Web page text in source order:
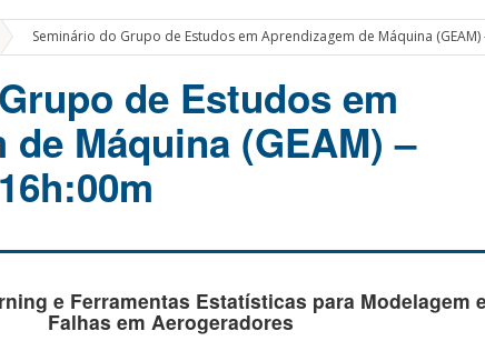
» Seminário do Grupo de Estudos em Aprendizagem de Máquina (GEAM)
de Estudos em
Máquina (GEAM) –
e Ferramentas Estatísticas para Modelagem
Falhas em Aerogeradores